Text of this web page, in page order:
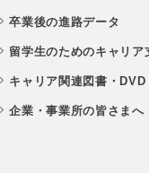
卒業後の進路データ
留学生のためのキャリア
キャリア関連図書・DVD
企業・事業所の皆さまへ